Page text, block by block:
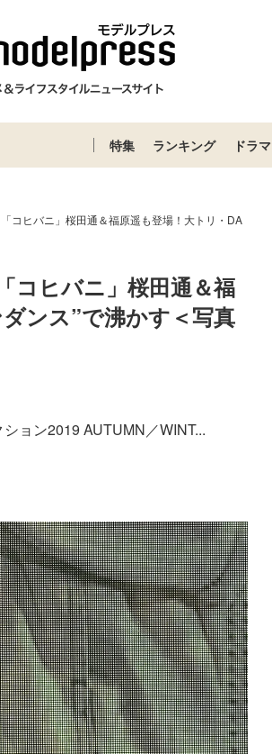
特集 ランキング ドラマ
コヒバニ」桜田通＆福原遥も登場！大トリ・DA
コヒバニ」桜田通＆福
ンス”で沸かす＜写真
ョン2019 AUTUMN／WINT...